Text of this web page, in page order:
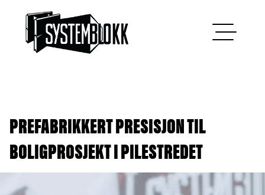
PREFABRIKKERT PRESISJON TIL
BOLIGPROSJEKT I PILESTREDET